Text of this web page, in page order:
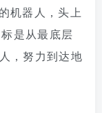
机器人，头上
是从最底层
，努力到达地